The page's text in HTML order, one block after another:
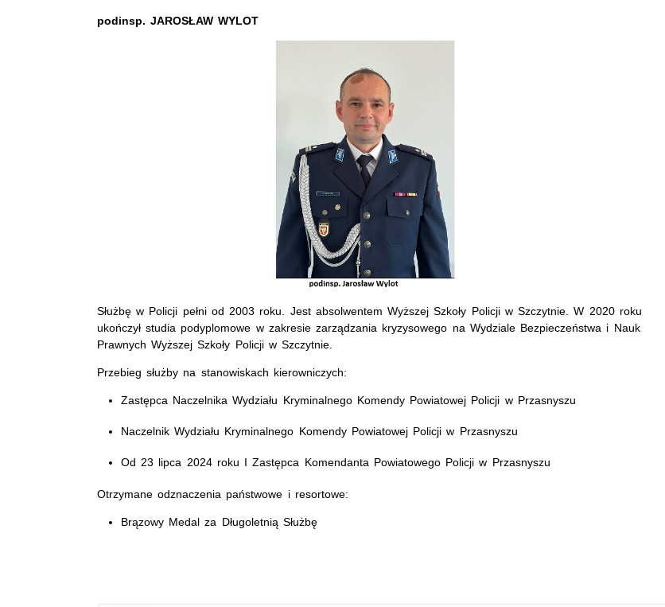
podinsp. JAROSŁAW WYLOT
Służbę w Policji pełni od 2003 roku. Jest absolwentem Wyższej Szkoły Policji w Szczytnie.W 2020 roku
ukończyłstudia podyplomowe w zakresie zarządzania kryzysowego na Wydziale Bezpieczeństwa i Nauk
Prawnych Wyższej Szkoły Policji w Szczytnie.
Przebieg służby na stanowiskach kierowniczych:
Zastępca Naczelnika Wydziału Kryminalnego Komendy Powiatowej Policji w Przasnyszu
Naczelnik Wydziału Kryminalnego Komendy Powiatowej Policji w Przasnyszu
Od 23 lipca 2024 roku I Zastępca Komendanta Powiatowego Policji w Przasnyszu
Otrzymane odznaczenia państwowe i resortowe:
Brązowy Medal za Długoletnią Służbę